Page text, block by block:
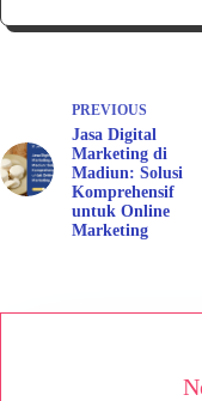
PREVIOUS
Jasa Digital
Marketing di
Madiun: Solusi
Komprehensif
untuk Online
Marketing